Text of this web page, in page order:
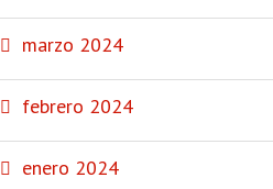
marzo 2024
febrero 2024
enero 2024